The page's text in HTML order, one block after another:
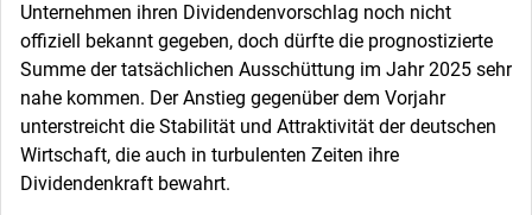
Unternehmen ihren Dividendenvorschlag noch nicht
offiziell bekannt gegeben, doch dürfte die prognostizierte
Summe der tatsächlichen Ausschüttung im Jahr 2025 sehr
nahe kommen. Der Anstieg gegenüber dem Vorjahr
unterstreicht die Stabilität und Attraktivität der deutschen
Wirtschaft, die auch in turbulenten Zeiten ihre
Dividendenkraft bewahrt.